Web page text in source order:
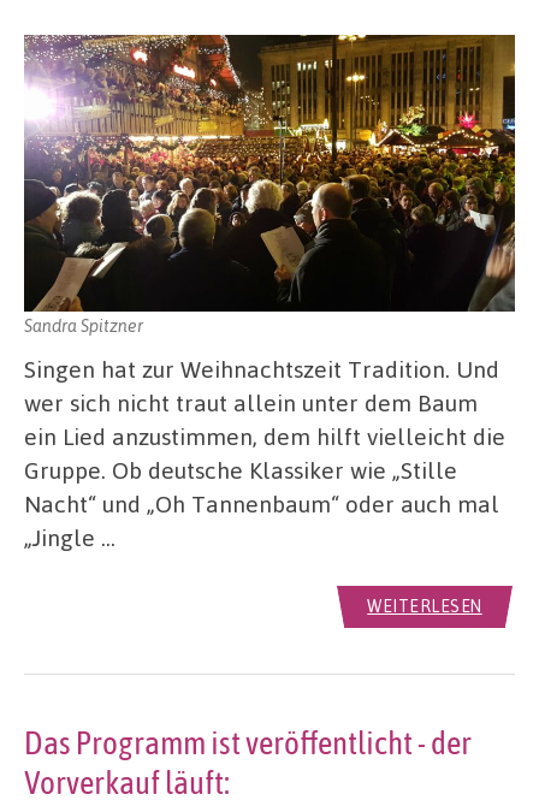
Sandra Spitzner
Singen hat zur Weihnachtszeit Tradition. Und
wer sich nicht traut allein unter dem Baum
ein Lied anzustimmen, dem hilft vielleicht die
Gruppe. Ob deutsche Klassiker wie „Stille
Nacht“ und „Oh Tannenbaum“ oder auch mal
„Jingle …
WEITERLESEN
Das Programm ist veröffentlicht - der
Vorverkauf läuft: